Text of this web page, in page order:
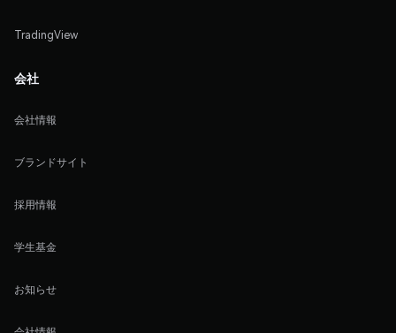
TradingView
会社
会社情報
ブランドサイト
採用情報
学生基金
お知らせ